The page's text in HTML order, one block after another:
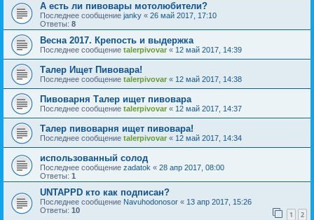
А есть ли пивовары мотолюбители?
Последнее сообщение janky « 26 май 2017, 17:10
Ответы: 8
Весна 2017. Крепость и выдержка
Последнее сообщение talerpivovar « 12 май 2017, 14:39
Талер Ищет Пивовара!
Последнее сообщение talerpivovar « 12 май 2017, 14:38
Пивоварня Талер ищет пивовара
Последнее сообщение talerpivovar « 12 май 2017, 14:37
Талер пивоварня ищет пивовара!
Последнее сообщение talerpivovar « 12 май 2017, 14:34
использованный солод
Последнее сообщение zadatok « 28 апр 2017, 08:00
Ответы: 1
UNTAPPD кто как подписан?
Последнее сообщение Navuhodonosor « 13 апр 2017, 15:26
Ответы: 10 1 2